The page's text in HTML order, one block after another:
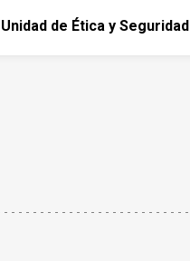
Unidad de Ética y Seguridad